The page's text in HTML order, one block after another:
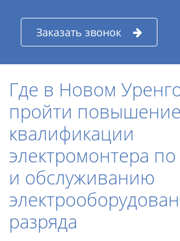
Заказать звонок
Где в Новом
пройти повышение
квалификации
электромонтера
и обслуживанию
разряда